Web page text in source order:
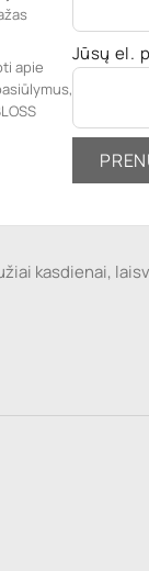
apie
Jūsų el.
kasdienai,